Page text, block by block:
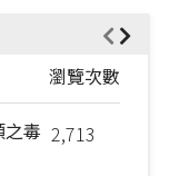
瀏覽次數
2,713
毒